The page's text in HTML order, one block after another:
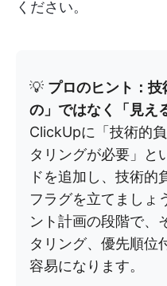
ください。
💡 プロのヒント：
の」ではなく「見え
ClickUpに「技術的
タリングが必要」と
ドを追加し、技術的
フラグを立てましょ
ント計画の段階で、
タリング、優先順位
容易になります。